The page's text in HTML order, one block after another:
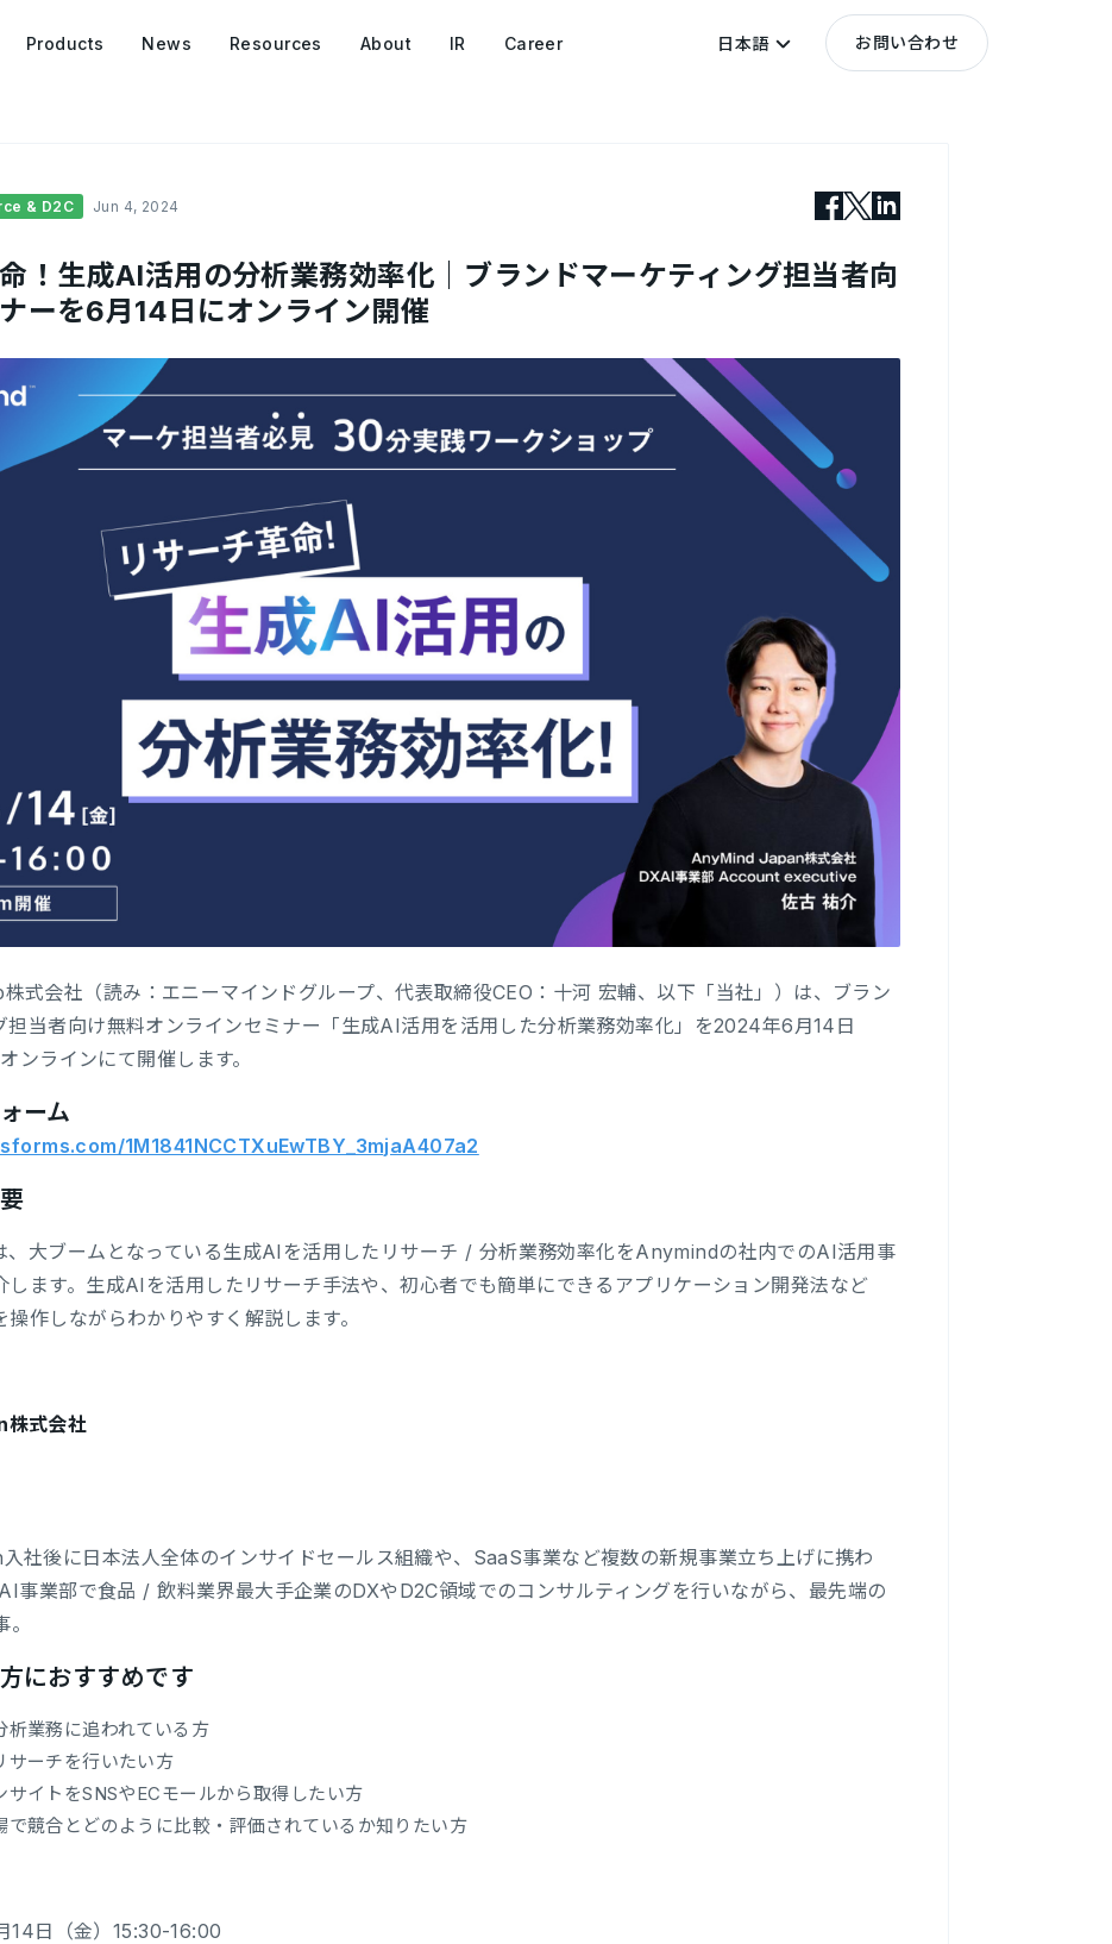
Products News Resources About IR Career 日本語 お問い合わせ
& D2C Jun 4, 2024
！生成AI活用の分析業務効率化｜ブランドマーケティング担当者向
ーを6月14日にオンライン開催
式会社（読み：エニーマインドグループ、代表取締役CEO：十河 宏輔、以下「当社」）は、ブラン
担当者向け無料オンラインセミナー「生成AI活用を活用した分析業務効率化」を2024年6月14日
ンラインにて開催します。
ーム
1M1841NCCTXuEwTBY_3mjaA407a2
、大ブームとなっている生成AIを活用したリサーチ / 分析業務効率化をAnymindの社内でのAI活用事
します。生成AIを活用したリサーチ手法や、初心者でも簡単にできるアプリケーション開発法など
作しながらわかりやすく解説します。
式会社
社後に日本法人全体のインサイドセールス組織や、SaaS事業など複数の新規事業立ち上げに携わ
事業部で食品 / 飲料業界最大手企業のDXやD2C領域でのコンサルティングを行いながら、最先端の
におすすめです
析業務に追われている方
サーチを行いたい方
サイトをSNSやECモールから取得したい方
で競合とどのように比較・評価されているか知りたい方
日（金）15:30-16:00